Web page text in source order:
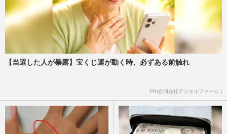
【当選した人が暴露】宝くじ運が動く時、必ずある前触れ
PR(合同会社デジタルファーム )